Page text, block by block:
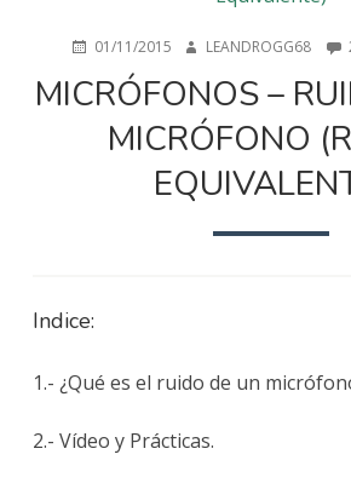
PUBLICADO
01/11/2015 AUTORLEANDROGG68
MICRÓFONOS –
MICRÓFONO
Indice:
1.- ¿Qué es el ruido de un
2.- Vídeo y Prácticas.